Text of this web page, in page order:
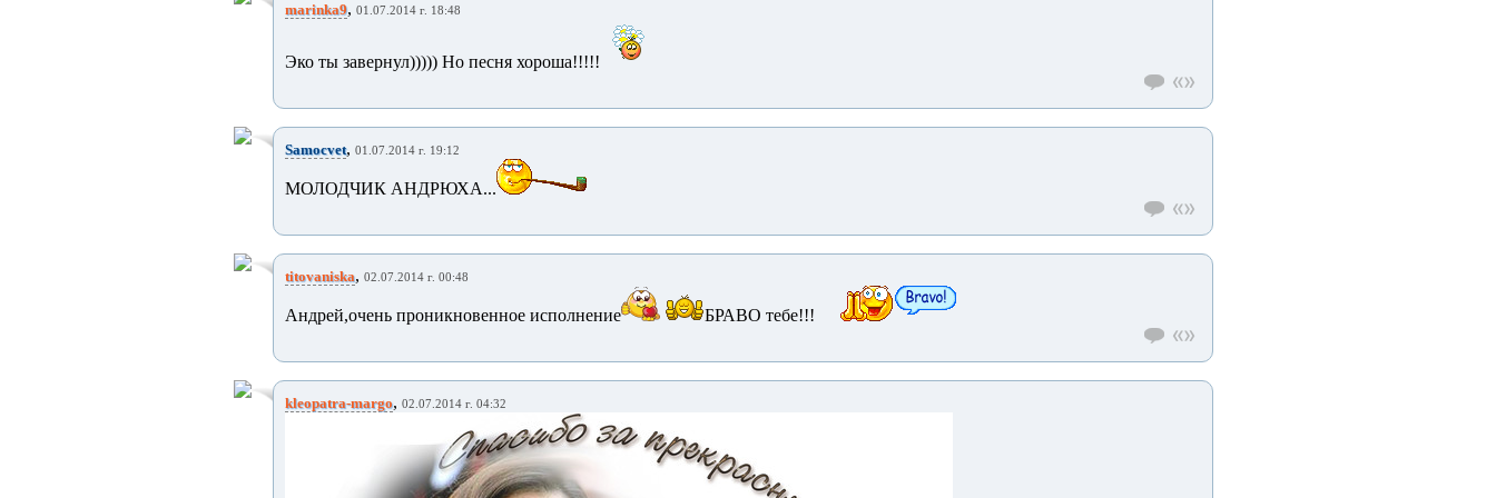
marinka9, 01.07.2014 г. 18:48
Эко ты завернул))))) Но песня хороша!!!!!
Samocvet, 01.07.2014 г. 19:12
МОЛОДЧИК АНДРЮХА...
titovaniska, 02.07.2014 г. 00:48
Андрей,очень проникновенное исполнение БРАВО тебе!!!
kleopatra-margo, 02.07.2014 г. 04:32